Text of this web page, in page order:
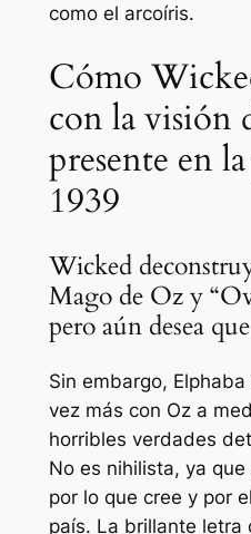
como el arcoíris.
Cómo
con la visión
presente en
1939
Wicked
Mago de Oz y
pero aún desea
Sin embargo,
vez más con Oz a
horribles verdades
No es nihilista, ya
por lo que cree y por
país. La brillante letra